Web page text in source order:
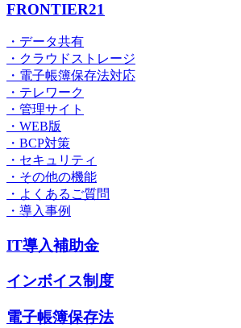
FRONTIER21
・データ共有
・クラウドストレージ
・電子帳簿保存法対応
・テレワーク
・管理サイト
・WEB版
・BCP対策
・セキュリティ
・その他の機能
・よくあるご質問
・導入事例
IT導入補助金
インボイス制度
電子帳簿保存法